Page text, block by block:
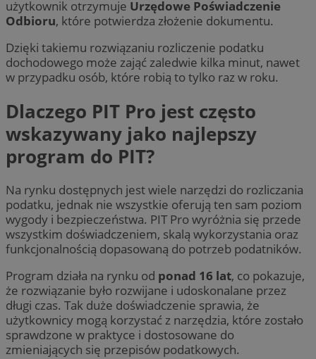
użytkownik otrzymuje Urzędowe Poświadczenie
Odbioru, które potwierdza złożenie dokumentu.
Dzięki takiemu rozwiązaniu rozliczenie podatku
dochodowego może zająć zaledwie kilka minut, nawet
w przypadku osób, które robią to tylko raz w roku.
Dlaczego PIT Pro jest często
wskazywany jako najlepszy
program do PIT?
Na rynku dostępnych jest wiele narzędzi do rozliczania
podatku, jednak nie wszystkie oferują ten sam poziom
wygody i bezpieczeństwa. PIT Pro wyróżnia się przede
wszystkim doświadczeniem, skalą wykorzystania oraz
funkcjonalnością dopasowaną do potrzeb podatników.
Program działa na rynku od ponad 16 lat, co pokazuje,
że rozwiązanie było rozwijane i udoskonalane przez
długi czas. Tak duże doświadczenie sprawia, że
użytkownicy mogą korzystać z narzędzia, które zostało
sprawdzone w praktyce i dostosowane do
zmieniających się przepisów podatkowych.